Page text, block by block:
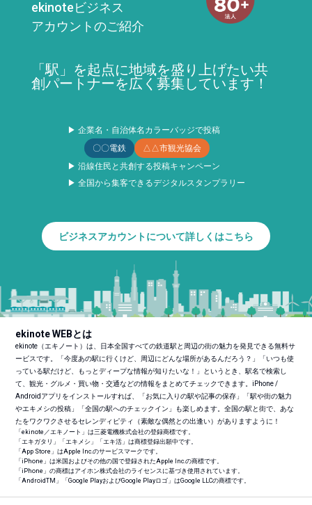
ekinoteビジネス
アカウントのご紹介
「駅」を起点に地域を盛り上げたい共
創パートナーを広く募集しています！
▶ 企業名・自治体名カラーバッジで投稿
〇〇電鉄
△△市観光協会
▶ 沿線住民と共創する投稿キャンペーン
▶ 全国から集客できるデジタルスタンプラリー
ビジネスアカウントについて詳しくはこちら
ekinote WEBとは
ekinote（エキノート）は、日本全国すべての鉄道駅と周辺の街の魅力を発見できる無料サ
ービスです。「今度あの駅に行くけど、周辺にどんな場所があるんだろう？」「いつも使
っている駅だけど、もっとディープな情報が知りたいな！」というとき、駅名で検索し
て、観光・グルメ・買い物・交通などの情報をまとめてチェックできます。iPhone /
Androidアプリをインストールすれば、「お気に入りの駅や記事の保存」「駅や街の魅力
やエキメシの投稿」「全国の駅へのチェックイン」も楽しめます。全国の駅と街で、あな
たをワクワクさせるセレンディピティ（素敵な偶然との出逢い）がありますように！
「ekinote／エキノート」は三菱電機株式会社の登録商標です。
「エキガタリ」「エキメシ」「エキ活」は商標登録出願中です。
「App Store」はApple Inc.のサービスマークです。
「iPhone」は米国およびその他の国で登録されたApple Inc.の商標です。
「iPhone」の商標はアイホン株式会社のライセンスに基づき使用されています。
「AndroidTM 」「Google PlayおよびGoogle Playロゴ」はGoogle LLCの商標です。